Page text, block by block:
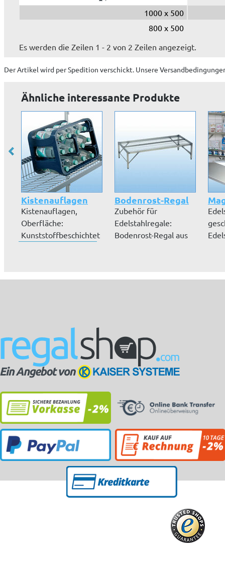
1000 x 500
800 x 500
Es werden die Zeilen 1 - 2 von 2 Zeilen angezeigt.
Der Artikel wird per Spedition verschickt. Unsere
Ähnliche interessante Produkte
Kistenauflagen
Kistenauflagen,
Oberfläche:
Kunststoffbeschichtet
Bodenrost-Regal
Zubehör für
Edelstahlregale:
Bodenrost-Regal aus